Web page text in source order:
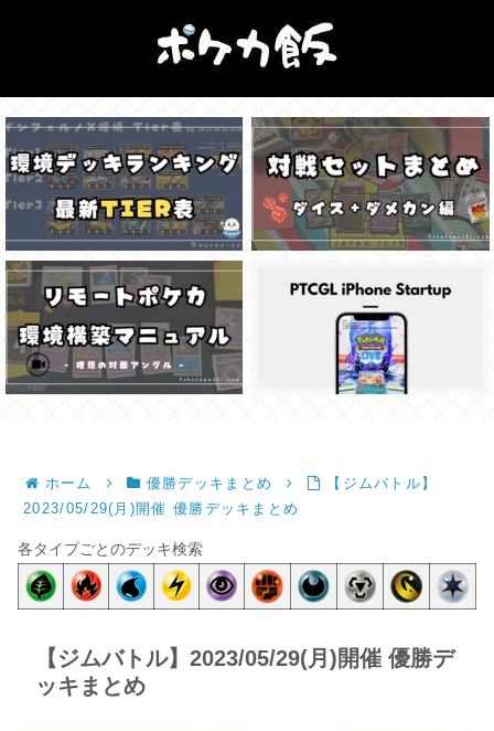
ホーム 優勝デッキまとめ
【ジムバトル】
2023/05/29(月)開催 優勝デッキまとめ
各タイプごとのデッキ検索
【ジムバトル】2023/05/29(月)開催 優勝デ
ッキまとめ